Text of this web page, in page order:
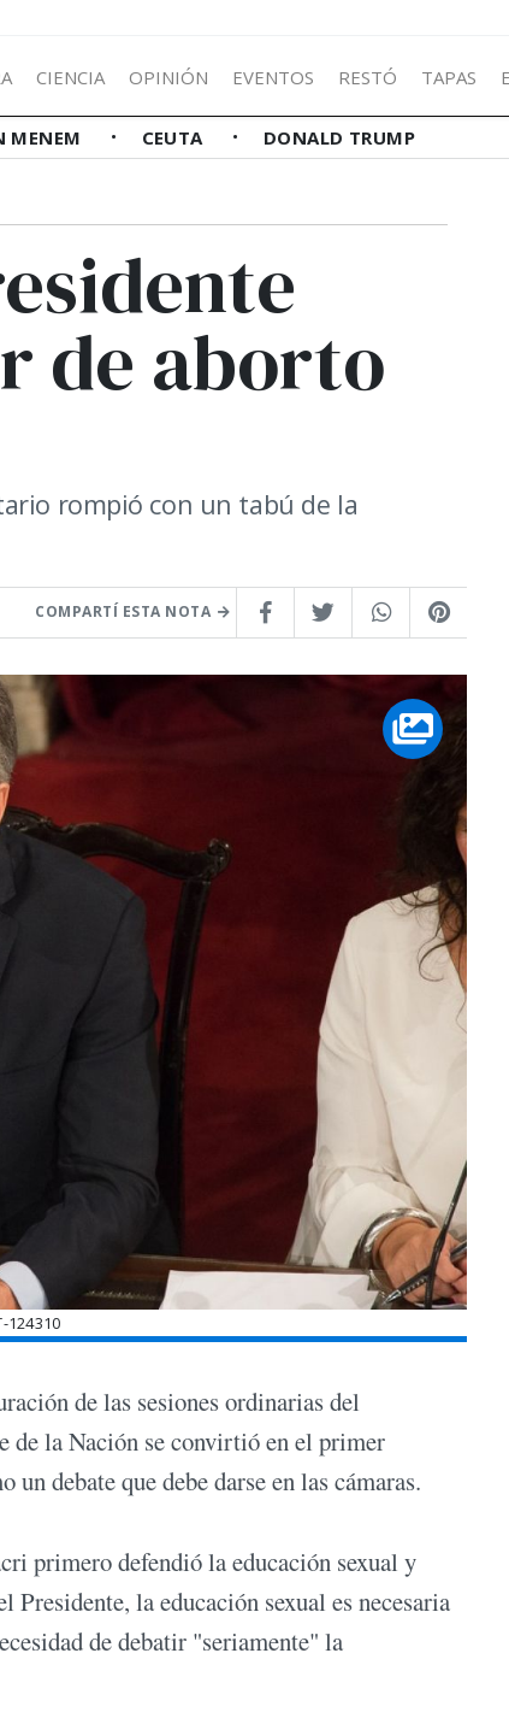
CIENCIA OPINIÓN EVENTOS RESTÓ TAPAS
MENEM CEUTA DONALD TRUMP
de aborto
rompió con un tabú de la
COMPARTÍ ESTA NOTA
124310
de las sesiones ordinarias del
de la Nación se convirtió en el primer
debate que debe darse en las cámaras.
primero defendió la educación sexual y
Presidente, la educación sexual es necesaria
de debatir "seriamente" la